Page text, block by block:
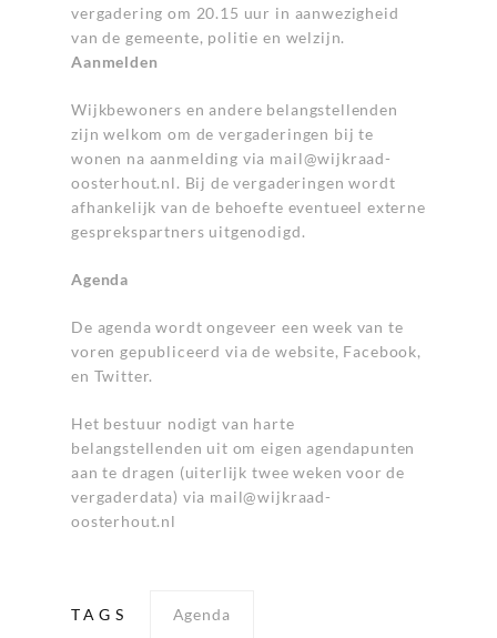
vergadering om 20.15 uur in aanwezigheid
van de gemeente, politie en welzijn.
Aanmelden
Wijkbewoners en andere belangstellenden
zijn welkom om de vergaderingen bij te
wonen na aanmelding via mail@wijkraad-
oosterhout.nl. Bij de vergaderingen wordt
afhankelijk van de behoefte eventueel externe
gesprekspartners uitgenodigd.
Agenda
De agenda wordt ongeveer een week van te
voren gepubliceerd via de website, Facebook,
en Twitter.
Het bestuur nodigt van harte
belangstellenden uit om eigen agendapunten
aan te dragen (uiterlijk twee weken voor de
vergaderdata) via mail@wijkraad-
oosterhout.nl
TAGS Agenda